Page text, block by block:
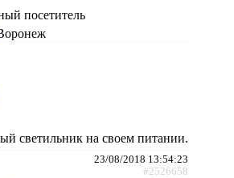
посетитель
светильник на своем питании.
23/08/2018 13:54:23
#2526658